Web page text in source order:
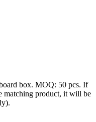
box. MOQ: 50 pcs. If
matching product, it will be